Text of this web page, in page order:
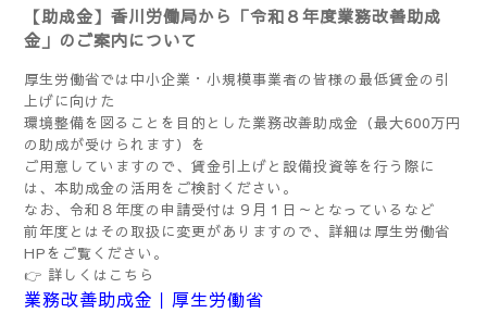
【助成金】香川労働局から「令和８年度業務改善助成
金」のご案内について
厚生労働省では中小企業・小規模事業者の皆様の最低賃金の引
上げに向けた
環境整備を図ることを目的とした業務改善助成金（最大600万円
の助成が受けられます）を
ご用意していますので、賃金引上げと設備投資等を行う際に
は、本助成金の活用をご検討ください。
なお、令和８年度の申請受付は９月１日～となっているなど
前年度とはその取扱に変更がありますので、詳細は厚生労働省
HPをご覧ください。
👉 詳しくはこちら
業務改善助成金｜厚生労働省